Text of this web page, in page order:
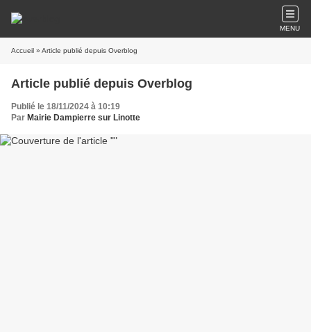
MENU
Accueil » Article publié depuis Overblog
Article publié depuis Overblog
Publié le 18/11/2024 à 10:19
Par Mairie Dampierre sur Linotte